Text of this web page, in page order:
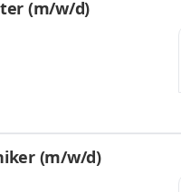
(m/w/d)
(m/w/d)